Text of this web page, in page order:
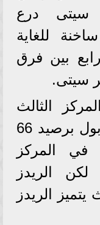
سيتى درع
للغاية
بين فرق
سيتى.
الثالث
برصيد 67 نقطة، يليه ليفربول برصيد 66
المركز
الريدز
الريدز